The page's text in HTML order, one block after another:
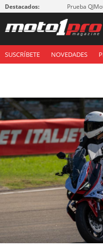
Destacados: Prueba
SUSCRÍBETE NOVEDADES